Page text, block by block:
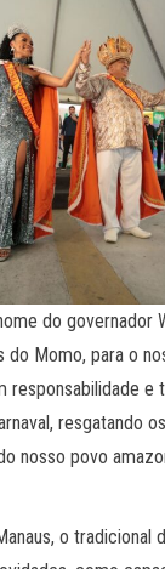
do governador
Momo, para o
responsabilidade e
resgatando
nosso povo
o tradicional